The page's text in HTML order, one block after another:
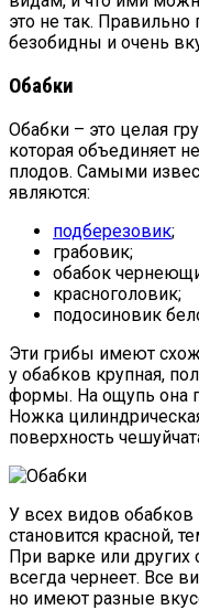
это не так.
безобидны и очень
Обабки
Обабки – это целая
которая объединяет
плодов. Самыми
являются:
подберезовик;
грабовик;
обабок
красноголовик;
подосиновик
Эти грибы имеют
у обабков крупная,
формы. На ощупь она
Ножка
поверхность
У всех видов обабков
становится красной,
При варке или других
всегда чернеет. Все
но имеют разные